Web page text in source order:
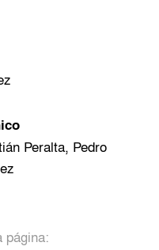
Peralta, Pedro
página: